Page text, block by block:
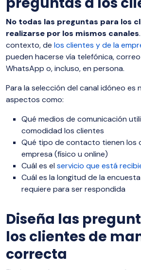
No todas las preguntas para los
realizarse por los mismos canales
contexto, de los clientes y de la
pueden hacerse vía telefónica,
WhatsApp o, incluso, en persona.
Para la selección del canal idóneo es
aspectos como:
Qué medios de comunicación
comodidad los clientes
Qué tipo de contacto tienen los
empresa (físico u online)
Cuál es el servicio que está
Cuál es la longitud de la
requiere para ser respondida
Diseña las
los clientes de
correcta